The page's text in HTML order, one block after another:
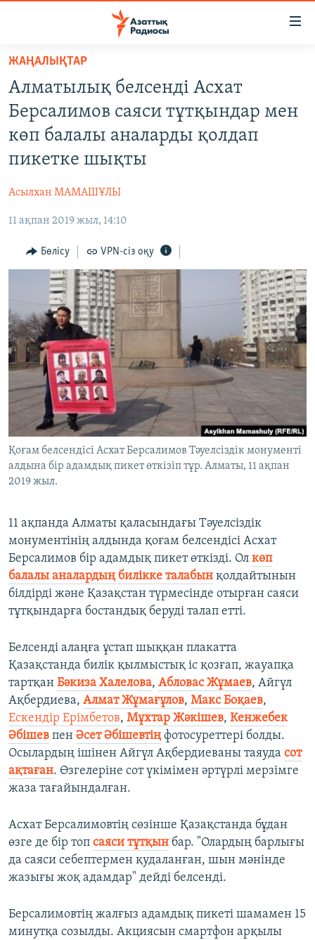
Skip
main
content
to
main
Skip
to
AZATTYQTV
ӘЛЕМ
АРНАЙЫ ЖОБАЛАР
Русский
ЖАЗЫЛЫҢЫЗ
Басқа тілдерде
ЖАҢАЛЫҚТАР
Алматылық белсенді Асхат
Берсалимов саяси тұтқындар мен
көп балалы аналарды қолдап
пикетке шықты
Асылхан МАМАШҰЛЫ
11 ақпан 2019 жыл, 14:10
Бөлісу VPN-сіз оқу
Қоғам белсендісі Асхат Берсалимов Тәуелсіздік монументі
алдына бір адамдық пикет өткізіп тұр. Алматы, 11 ақпан
2019 жыл.
11 ақпанда Алматы қаласындағы Тәуелсіздік
монументінің алдында қоғам белсендісі Асхат
Берсалимов бір адамдық пикет өткізді. Ол көп
балалы аналардың билікке талабын қолдайтынын
білдірді және Қазақстан түрмесінде отырған саяси
тұтқындарға бостандық беруді талап етті.
Белсенді алаңға ұстап шыққан плакатта
Қазақстанда билік қылмыстық іс қозғап, жауапқа
тартқан Бәкиза Халелова, Абловас Жұмаев, Айгүл
Ақбердиева, Алмат Жұмағұлов, Макс Боқаев,
Ескендір Ерімбетов, Мұхтар Жәкішев, Кенжебек
Әбішев пен Әсет Әбішевтіңфотосуреттері болды.
Осылардың ішінен Айгүл Ақбердиеваны таяуда сот
ақтаған. Өзгелеріне сот үкімімен әртүрлі мерзімге
жаза тағайындалған.
Асхат Берсалимовтің сөзінше Қазақстанда бұдан
өзге де бір топ саяси тұтқын бар. "Олардың барлығы
да саяси себептермен қудаланған, шын мәнінде
жазығы жоқ адамдар" дейді белсенді.
Берсалимовтің жалғыз адамдық пикеті шамамен 15
минутқа созылды. Акциясын смартфон арқылы